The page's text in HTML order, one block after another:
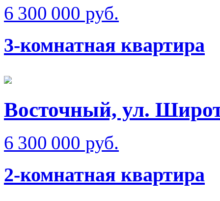
6 300 000 руб.
3-комнатная квартира
Восточный, ул.
6 300 000 руб.
2-комнатная квартира